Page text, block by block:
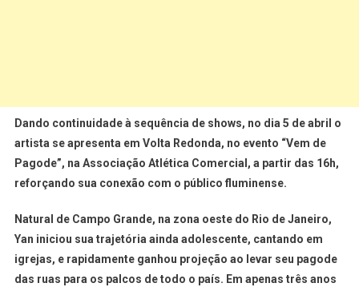
Dando continuidade à sequência de shows, no dia 5 de abril o
artista se apresenta em Volta Redonda, no evento “Vem de
Pagode”, na Associação Atlética Comercial, a partir das 16h,
reforçando sua conexão com o público fluminense.
Natural de Campo Grande, na zona oeste do Rio de Janeiro,
Yan iniciou sua trajetória ainda adolescente, cantando em
igrejas, e rapidamente ganhou projeção ao levar seu pagode
das ruas para os palcos de todo o país. Em apenas três anos